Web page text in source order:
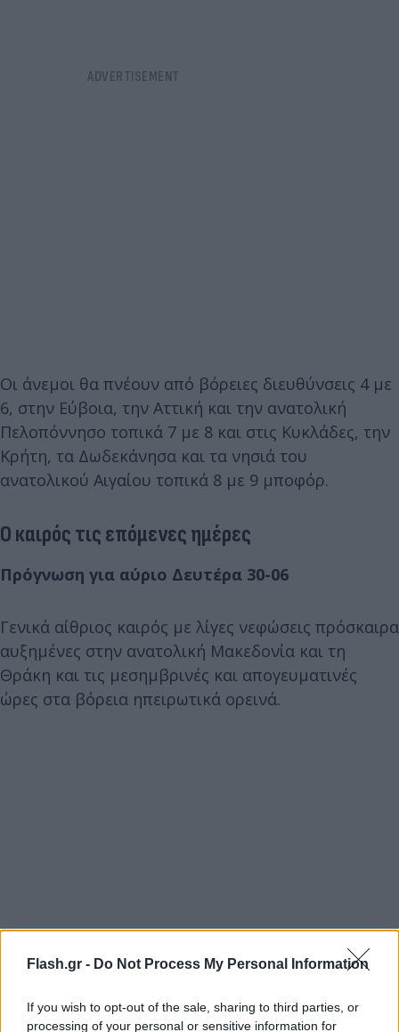
Flash.gr - Do Not Process My Personal Information
If you wish to opt-out of the sale, sharing to third parties, or
processing of your personal or sensitive information for
Οι άνεμοι θα πνέουν από βόρειες διευθύνσεις 4 με
6, στην Εύβοια, την Αττική και την ανατολική
Πελοπόννησο τοπικά 7 με 8 και στις Κυκλάδες, την
Κρήτη, τα Δωδεκάνησα και τα νησιά του
ανατολικού Αιγαίου τοπικά 8 με 9 μποφόρ.
Ο καιρός τις επόμενες ημέρες
Πρόγνωση για αύριο Δευτέρα 30-06
Γενικά αίθριος καιρός με λίγες νεφώσεις πρόσκαιρα
αυξημένες στην ανατολική Μακεδονία και τη
Θράκη και τις μεσημβρινές και απογευματινές
ώρες στα βόρεια ηπειρωτικά ορεινά.